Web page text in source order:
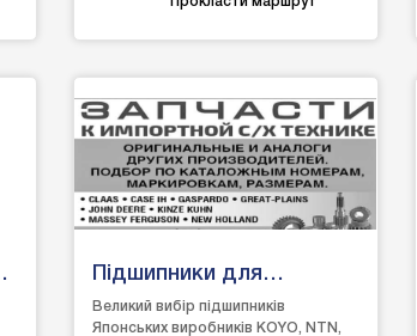
Підшипники для
сільгосптехніки
Великий вибір підшипників
Японських виробників KOYO, NTN,